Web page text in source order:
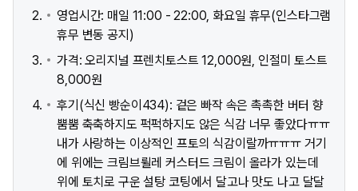
영업시간: 매일 11:00 - 22:00, 화요일 휴무(인스타그램
휴무 변동 공지)
가격: 오리지널 프렌치토스트 12,000원, 인절미 토스트
8,000원
후기(식신 빵순이434): 겉은 빠작 속은 촉촉한 버터 향
뿜뿜 축축하지도 퍽퍽하지도 않은 식감 너무 좋았다ㅠㅠ
내가 사랑하는 이상적인 프토의 식감이랄까ㅠㅠㅠ 거기
에 위에는 크림브륄레 커스터드 크림이 올라가 있는데
위에 토치로 구운 설탕 코팅에서 달고나 맛도 나고 달달